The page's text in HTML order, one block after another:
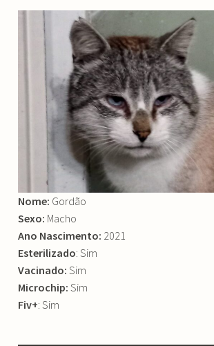
Nome: Gordão
Sexo: Macho
Ano Nascimento: 2021
Esterilizado: Sim
Vacinado: Sim
Microchip:Sim
Fiv+: Sim